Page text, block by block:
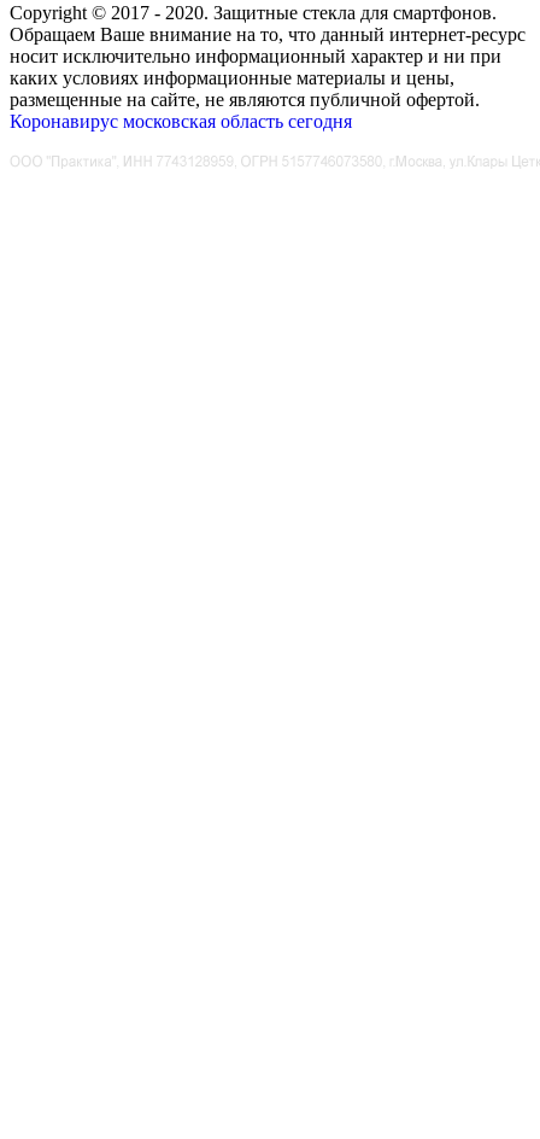
Copyright © 2017 - 2020. Защитные стекла для смартфонов.
Обращаем Ваше внимание на то, что данный интернет-ресурс
носит исключительно информационный характер и ни при
каких условиях информационные материалы и цены,
размещенные на сайте, не являются публичной офертой.
Коронавирус московская область сегодня